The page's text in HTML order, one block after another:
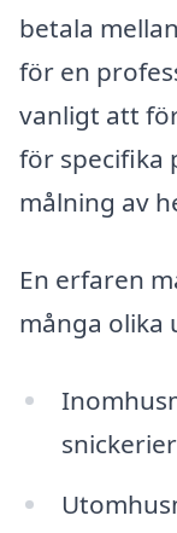
betala
för en
vanligt att
för specifika
målning av
En erfaren
många olika
snickerier